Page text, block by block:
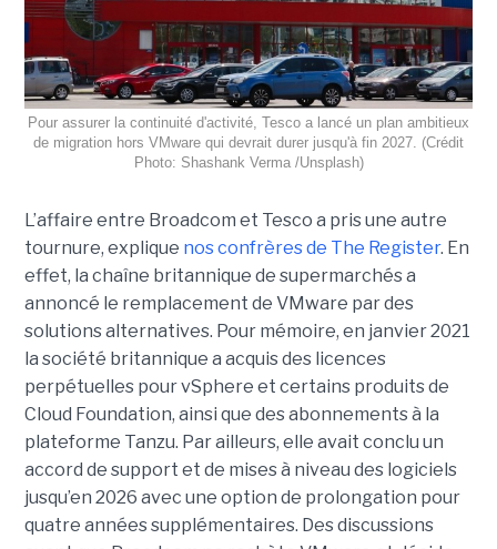
Pour assurer la continuité d'activité, Tesco a lancé un plan ambitieux
de migration hors VMware qui devrait durer jusqu'à fin 2027. (Crédit
Photo: Shashank Verma /Unsplash)
L’affaire entre Broadcom et Tesco a pris une autre
tournure, explique nos confrères de The Register. En
effet, la chaîne britannique de supermarchés a
annoncé le remplacement de VMware par des
solutions alternatives. Pour mémoire, en janvier 2021
la société britannique a acquis des licences
perpétuelles pour vSphere et certains produits de
Cloud Foundation, ainsi que des abonnements à la
plateforme Tanzu. Par ailleurs, elle avait conclu un
accord de support et de mises à niveau des logiciels
jusqu’en 2026 avec une option de prolongation pour
quatre années supplémentaires. Des discussions